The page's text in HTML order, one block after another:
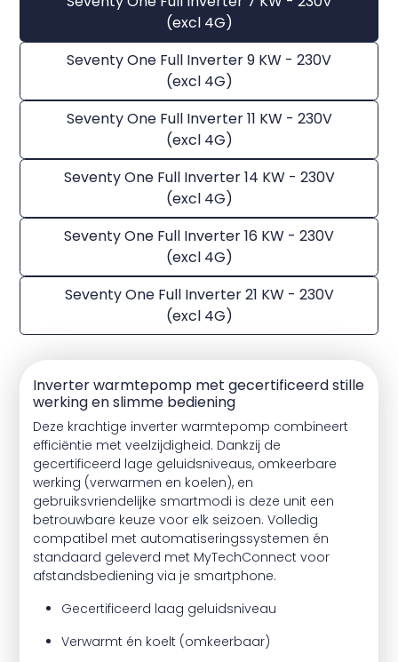
(excl 4G)
Seventy One Full Inverter 9 KW - 230V
(excl 4G)
Seventy One Full Inverter 11 KW - 230V
(excl 4G)
Seventy One Full Inverter 14 KW - 230V
(excl 4G)
Seventy One Full Inverter 16 KW - 230V
(excl 4G)
Seventy One Full Inverter 21 KW - 230V
(excl 4G)
Inverter warmtepomp met gecertificeerd stille
werking en slimme bediening
Deze krachtige inverter warmtepomp combineert
efficiëntie met veelzijdigheid. Dankzij de
gecertificeerd lage geluidsniveaus, omkeerbare
werking (verwarmen en koelen), en
gebruiksvriendelijke smartmodi is deze unit een
betrouwbare keuze voor elk seizoen. Volledig
compatibel met automatiseringssystemen én
standaard geleverd met MyTechConnect voor
afstandsbediening via je smartphone.
Gecertificeerd laag geluidsniveau
Verwarmt én koelt (omkeerbaar)